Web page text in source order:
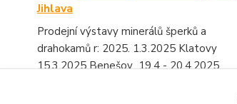
Jihlava
Prodejní výstavy minerálů šperků a
drahokamů r: 2025. 1.3.2025 Klatovy
15.3.2025 Benešov 19.4 - 20.4.2025